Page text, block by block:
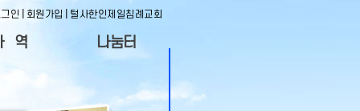
인 회원가입 털사한인제일침례교회
역 나눔터